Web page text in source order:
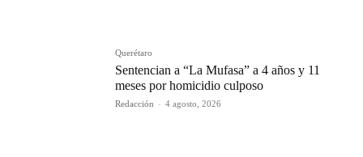
Querétaro
Sentencian a “La Mufasa” a 4 años y 11
meses por homicidio culposo
Redacción - 4 agosto, 2026